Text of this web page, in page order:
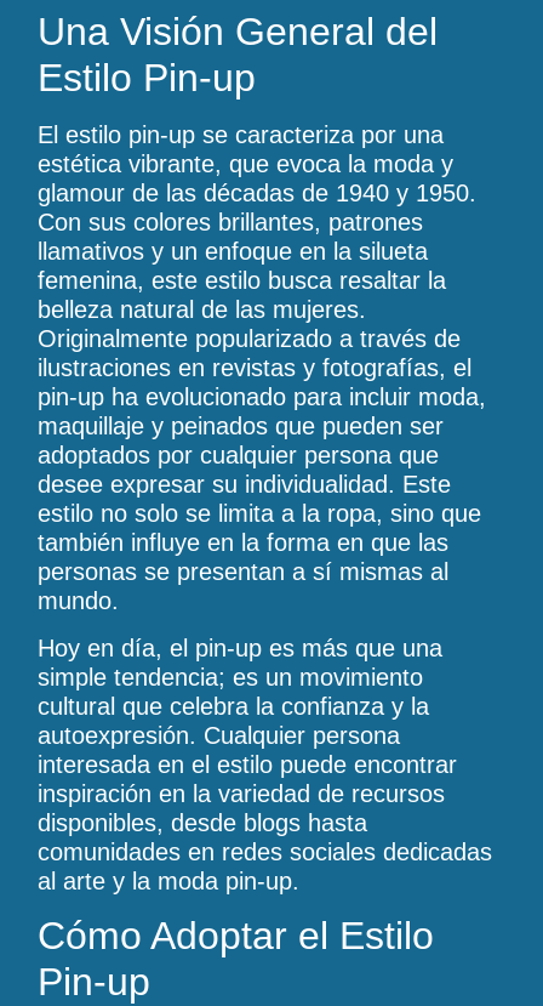
Una Visión General del
Estilo Pin-up
El estilo pin-up se caracteriza por una
estética vibrante, que evoca la moda y
glamour de las décadas de 1940 y 1950.
Con sus colores brillantes, patrones
llamativos y un enfoque en la silueta
femenina, este estilo busca resaltar la
belleza natural de las mujeres.
Originalmente popularizado a través de
ilustraciones en revistas y fotografías, el
pin-up ha evolucionado para incluir moda,
maquillaje y peinados que pueden ser
adoptados por cualquier persona que
desee expresar su individualidad. Este
estilo no solo se limita a la ropa, sino que
también influye en la forma en que las
personas se presentan a sí mismas al
mundo.
Hoy en día, el pin-up es más que una
simple tendencia; es un movimiento
cultural que celebra la confianza y la
autoexpresión. Cualquier persona
interesada en el estilo puede encontrar
inspiración en la variedad de recursos
disponibles, desde blogs hasta
comunidades en redes sociales dedicadas
al arte y la moda pin-up.
Cómo Adoptar el Estilo
Pin-up